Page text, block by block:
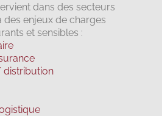
dans des secteurs
des enjeux de charges
et sensibles :